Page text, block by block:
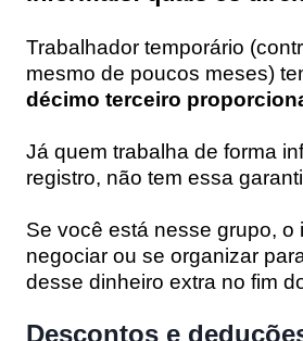
Trabalhador temporário
mesmo de poucos meses)
décimo terceiro
Já quem trabalha de forma
registro, não tem essa
Se você está nesse grupo, o
negociar ou se organizar
desse dinheiro extra no fim
Descontos e